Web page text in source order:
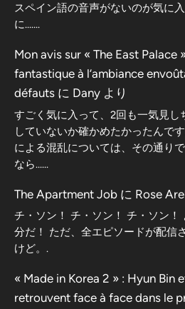
スペイン語の音声がないのが気に
に…….
Mon avis sur « The East Palace
fantastique à l’ambiance
défauts に Dany より
すごく気に入って、2回も一気見し
していないか確かめたかったんで
による混乱については、その通り
なら……
The Apartment Job に Rose
チ・ソン！ チ・ソン！ チ・ソン！
分だ！ ただ、全エピソードが配信
けど。.
« Made in Korea 2 » : Hyun Bin
retrouvent face à face dans le